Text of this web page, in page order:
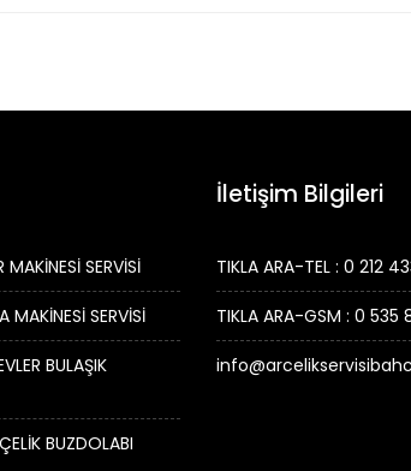
SERVİSİ
MAKİNESİ SERVİSİ
BULAŞIK
BUZDOLABI
İletişim Bilgileri
TIKLA ARA-TEL : 0 212
TIKLA ARA-GSM : 0